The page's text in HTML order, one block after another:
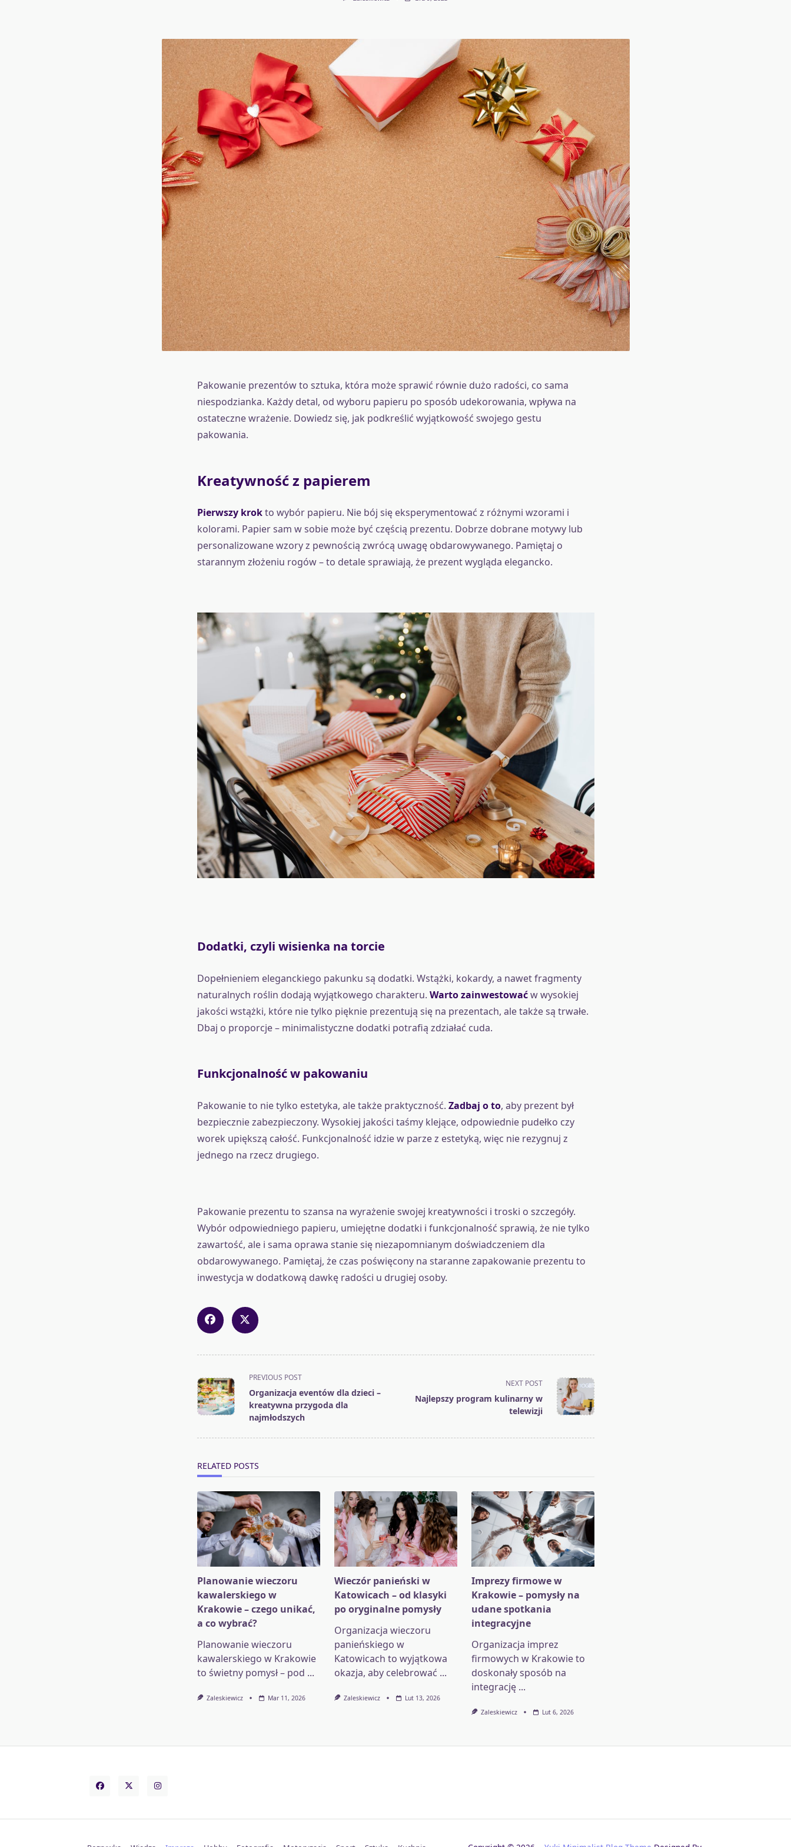
Pakowanie prezentów to sztuka, która może sprawić równie dużo radości, co sama
niespodzianka. Każdy detal, od wyboru papieru po sposób udekorowania, wpływa na
ostateczne wrażenie. Dowiedz się, jak podkreślić wyjątkowość swojego gestu
pakowania.
Kreatywność z papierem
Pierwszy krokto wybór papieru. Nie bój się eksperymentować z różnymi wzorami i
kolorami. Papier sam w sobie może być częścią prezentu. Dobrze dobrane motywy lub
personalizowane wzory z pewnością zwrócą uwagę obdarowywanego. Pamiętaj o
starannym złożeniu rogów – to detale sprawiają, że prezent wygląda elegancko.
Dodatki, czyli wisienka na torcie
Dopełnieniem eleganckiego pakunku są dodatki. Wstążki, kokardy, a nawet fragmenty
naturalnych roślin dodają wyjątkowego charakteru. Warto zainwestowaćw wysokiej
jakości wstążki, które nie tylko pięknie prezentują się na prezentach, ale także są trwałe.
Dbaj o proporcje – minimalistyczne dodatki potrafią zdziałać cuda.
Funkcjonalność w pakowaniu
Pakowanie to nie tylko estetyka, ale także praktyczność. Zadbaj o to, aby prezent był
bezpiecznie zabezpieczony. Wysokiej jakości taśmy klejące, odpowiednie pudełko czy
worek upiększą całość. Funkcjonalność idzie w parze z estetyką, więc nie rezygnuj z
jednego na rzecz drugiego.
Pakowanie prezentu to szansa na wyrażenie swojej kreatywności i troski o szczegóły.
Wybór odpowiedniego papieru, umiejętne dodatki i funkcjonalność sprawią, że nie tylko
zawartość, ale i sama oprawa stanie się niezapomnianym doświadczeniem dla
obdarowywanego. Pamiętaj, że czas poświęcony na staranne zapakowanie prezentu to
inwestycja w dodatkową dawkę radości u drugiej osoby.
<span
class="nav-
subtitle
screen-
PREVIOUS POST
Organizacja eventów dla dzieci –
kreatywna przygoda dla
najmłodszych
NEXT POST
Najlepszy program kulinarny w
telewizji
RELATED POSTS
Planowanie wieczoru
kawalerskiego w
Krakowie – czego unikać,
a co wybrać?
Planowanie wieczoru
kawalerskiego w Krakowie
to świetny pomysł – pod ...
Zaleskiewicz Mar 11, 2026
Wieczór panieński w
Katowicach – od klasyki
po oryginalne pomysły
Organizacja wieczoru
panieńskiego w
Katowicach to wyjątkowa
okazja, aby celebrować ...
Zaleskiewicz Lut 13, 2026
Imprezy firmowe w
Krakowie – pomysły na
udane spotkania
integracyjne
Organizacja imprez
firmowych w Krakowie to
doskonały sposób na
integrację ...
Zaleskiewicz Lut 6, 2026